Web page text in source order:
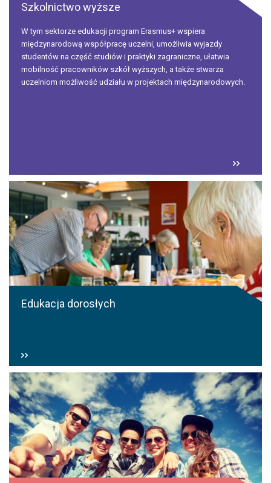
Szkolnictwo wyższe
W tym sektorze edukacji program Erasmus+ wspiera
międzynarodową współpracę uczelni, umożliwia wyjazdy
studentów na część studiów i praktyki zagraniczne, ułatwia
mobilność pracowników szkół wyższych, a także stwarza
uczelniom możliwość udziału w projektach międzynarodowych.
Edukacja dorosłych